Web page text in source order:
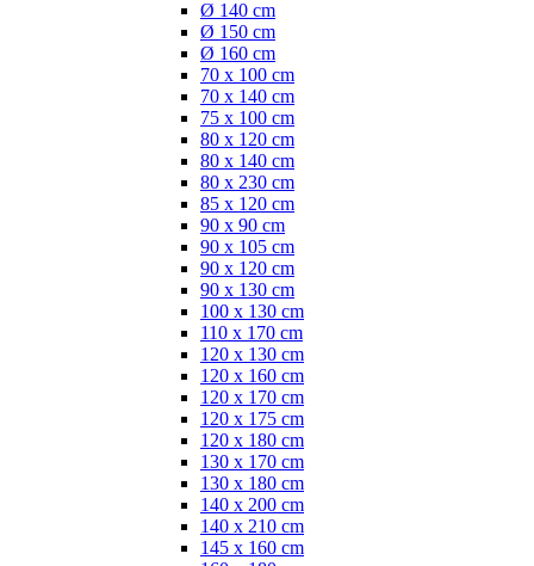
Ø 140 cm
Ø 150 cm
Ø 160 cm
70 x 100 cm
70 x 140 cm
75 x 100 cm
80 x 120 cm
80 x 140 cm
80 x 230 cm
85 x 120 cm
90 x 90 cm
90 x 105 cm
90 x 120 cm
90 x 130 cm
100 x 130 cm
110 x 170 cm
120 x 130 cm
120 x 160 cm
120 x 170 cm
120 x 175 cm
120 x 180 cm
130 x 170 cm
130 x 180 cm
140 x 200 cm
140 x 210 cm
145 x 160 cm